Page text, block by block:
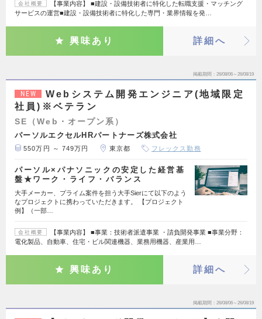
会社概要
【事業内容】 ■建設・設備技術者に特化した転職支援・マッチング
サービスの運営■建設・設備技術者に特化した専門・業界情報を発…
興味あり 詳細へ
掲載期間 26/08/06～26/08/19
NEW
Webシステム開発エンジニア(地域限定
社員)※ベテラン
SE（Web・オープン系）
パーソルエクセルHRパートナーズ株式会社
550万円 ～ 749万円 東京都 フレックス勤務
パーソル×パナソニックの安定した経営基
盤★ワーク・ライフ・バランス
大手メーカー、プライム案件を担う大手Sierにて以下のよう
なプロジェクトに携わっていただきます。 【プロジェクト
例】（一部…
会社概要
【事業内容】 ■事業：技術者派遣事業 ・請負開発事業 ■事業分野：
電化製品、自動車、住宅・ビル関連機器、業務用機器、産業用…
興味あり 詳細へ
掲載期間 26/08/06～26/08/19